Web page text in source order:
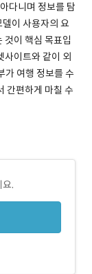
다니며 정보를 탐
이 사용자의 요
것이 핵심 목표입
사이트와 같이 외
가 여행 정보를 수
간편하게 마칠 수
.